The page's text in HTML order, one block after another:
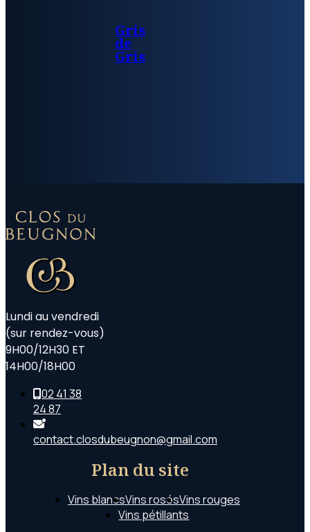
Gris
de
Gris
Lundi au vendredi
(sur rendez-vous)
9H00/12H30 ET
14H00/18H00
02 41 38
24 87
contact.closdubeugnon@gmail.com
Plan du site
Vins blancsVins rosésVins rouges
Vins pétillants